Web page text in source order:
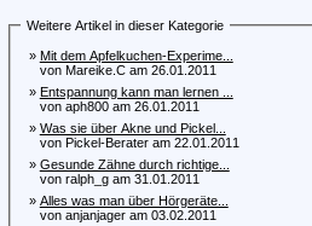
Weitere Artikel in dieser Kategorie
» Mit dem Apfelkuchen-Experime...
von Mareike.C am 26.01.2011
» Entspannung kann man lernen ...
von aph800 am 26.01.2011
» Was sie über Akne und Pickel...
von Pickel-Berater am 22.01.2011
» Gesunde Zähne durch richtige...
von ralph_g am 31.01.2011
» Alles was man über Hörgeräte...
von anjanjager am 03.02.2011